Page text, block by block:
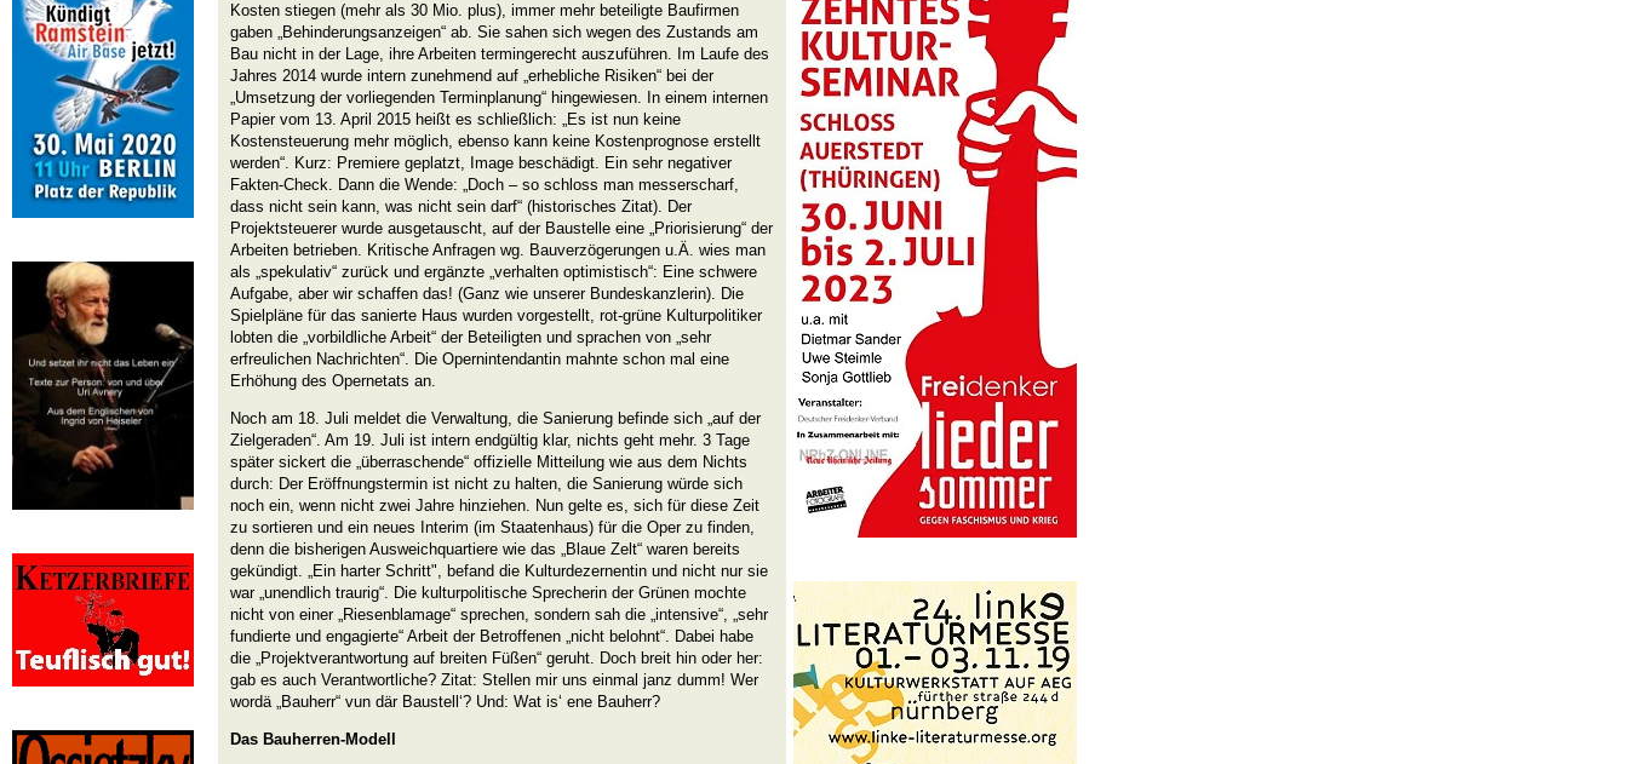
Kosten stiegen (mehr als 30 Mio. plus), immer mehr beteiligte Baufirmen
gaben „Behinderungsanzeigen“ ab. Sie sahen sich wegen des Zustands am
Bau nicht in der Lage, ihre Arbeiten termingerecht auszuführen. Im Laufe des
Jahres 2014 wurde intern zunehmend auf „erhebliche Risiken“ bei der
„Umsetzung der vorliegenden Terminplanung“ hingewiesen. In einem internen
Papier vom 13. April 2015 heißt es schließlich: „Es ist nun keine
Kostensteuerung mehr möglich, ebenso kann keine Kostenprognose erstellt
werden“. Kurz: Premiere geplatzt, Image beschädigt. Ein sehr negativer
Fakten-Check. Dann die Wende: „Doch – so schloss man messerscharf,
dass nicht sein kann, was nicht sein darf“ (historisches Zitat). Der
Projektsteuerer wurde ausgetauscht, auf der Baustelle eine „Priorisierung“ der
Arbeiten betrieben. Kritische Anfragen wg. Bauverzögerungen u.Ä. wies man
als „spekulativ“ zurück und ergänzte „verhalten optimistisch“: Eine schwere
Aufgabe, aber wir schaffen das! (Ganz wie unserer Bundeskanzlerin). Die
Spielpläne für das sanierte Haus wurden vorgestellt, rot-grüne Kulturpolitiker
lobten die „vorbildliche Arbeit“ der Beteiligten und sprachen von „sehr
erfreulichen Nachrichten“. Die Opernintendantin mahnte schon mal eine
Erhöhung des Opernetats an.
Noch am 18. Juli meldet die Verwaltung, die Sanierung befinde sich „auf der
Zielgeraden“. Am 19. Juli ist intern endgültig klar, nichts geht mehr. 3 Tage
später sickert die „überraschende“ offizielle Mitteilung wie aus dem Nichts
durch: Der Eröffnungstermin ist nicht zu halten, die Sanierung würde sich
noch ein, wenn nicht zwei Jahre hinziehen. Nun gelte es, sich für diese Zeit
zu sortieren und ein neues Interim (im Staatenhaus) für die Oper zu finden,
denn die bisherigen Ausweichquartiere wie das „Blaue Zelt“ waren bereits
gekündigt. „Ein harter Schritt", befand die Kulturdezernentin und nicht nur sie
war „unendlich traurig“. Die kulturpolitische Sprecherin der Grünen mochte
nicht von einer „Riesenblamage“ sprechen, sondern sah die „intensive“, „sehr
fundierte und engagierte“ Arbeit der Betroffenen „nicht belohnt“. Dabei habe
die „Projektverantwortung auf breiten Füßen“ geruht. Doch breit hin oder her:
gab es auch Verantwortliche? Zitat: Stellen mir uns einmal janz dumm! Wer
wordä „Bauherr“ vun där Baustell‘? Und: Wat is‘ ene Bauherr?
Das Bauherren-Modell